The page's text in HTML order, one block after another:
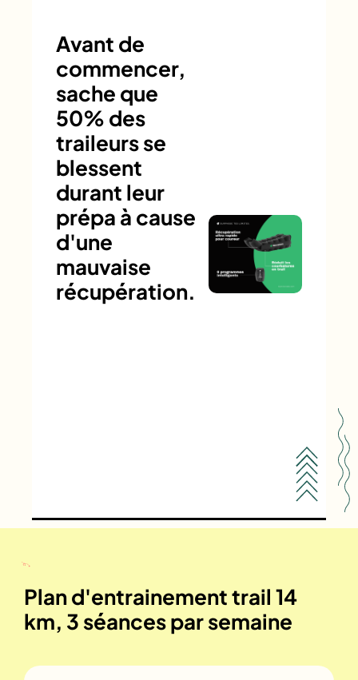
Avant de
commencer,
sache que
50% des
traileurs se
blessent
durant leur
prépa à cause
d'une
mauvaise
récupération.
Plan d'entrainement trail 14
km, 3 séances par semaine